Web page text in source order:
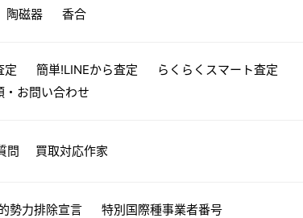
陶磁器 香合
定 簡単!LINEから査定
らくらくスマート査定
・お問い合わせ
問 買取対応作家
勢力排除宣言 特別国際種事業者番号